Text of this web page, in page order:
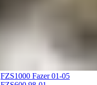
FZS1000 Fazer 01-05